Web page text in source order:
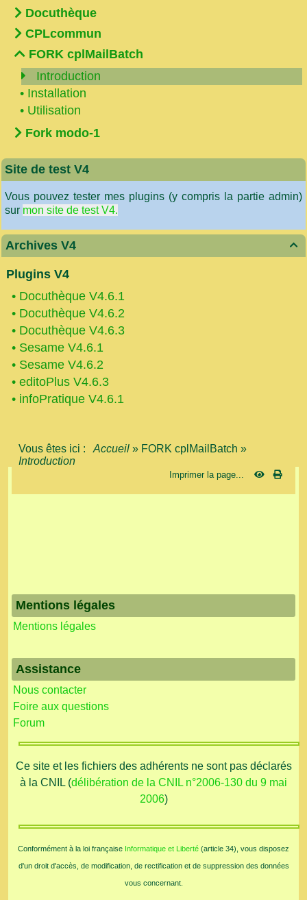
Docuthèque
CPLcommun
FORK cplMailBatch
Introduction
• Installation
• Utilisation
Fork modo-1
Site de test V4
Vous pouvez tester mes plugins (y compris la partie admin)
sur mon site de test V4.

Archives V4
Plugins V4
• Docuthèque V4.6.1
• Docuthèque V4.6.2
• Docuthèque V4.6.3
• Sesame V4.6.1
• Sesame V4.6.2
• editoPlus V4.6.3
• infoPratique V4.6.1
Vous êtes ici : Accueil » FORK cplMailBatch »
Introduction
Imprimer la page...
Mentions légales
Mentions légales
Assistance
Nous contacter
Foire aux questions
Forum
Ce site et les fichiers des adhérents ne sont pas déclarés
à la CNIL (délibération de la CNIL n°2006-130 du 9 mai
2006)
Conformément à la loi française Informatique et Liberté (article 34), vous disposez
d'un droit d'accès, de modification, de rectification et de suppression des données
vous concernant.